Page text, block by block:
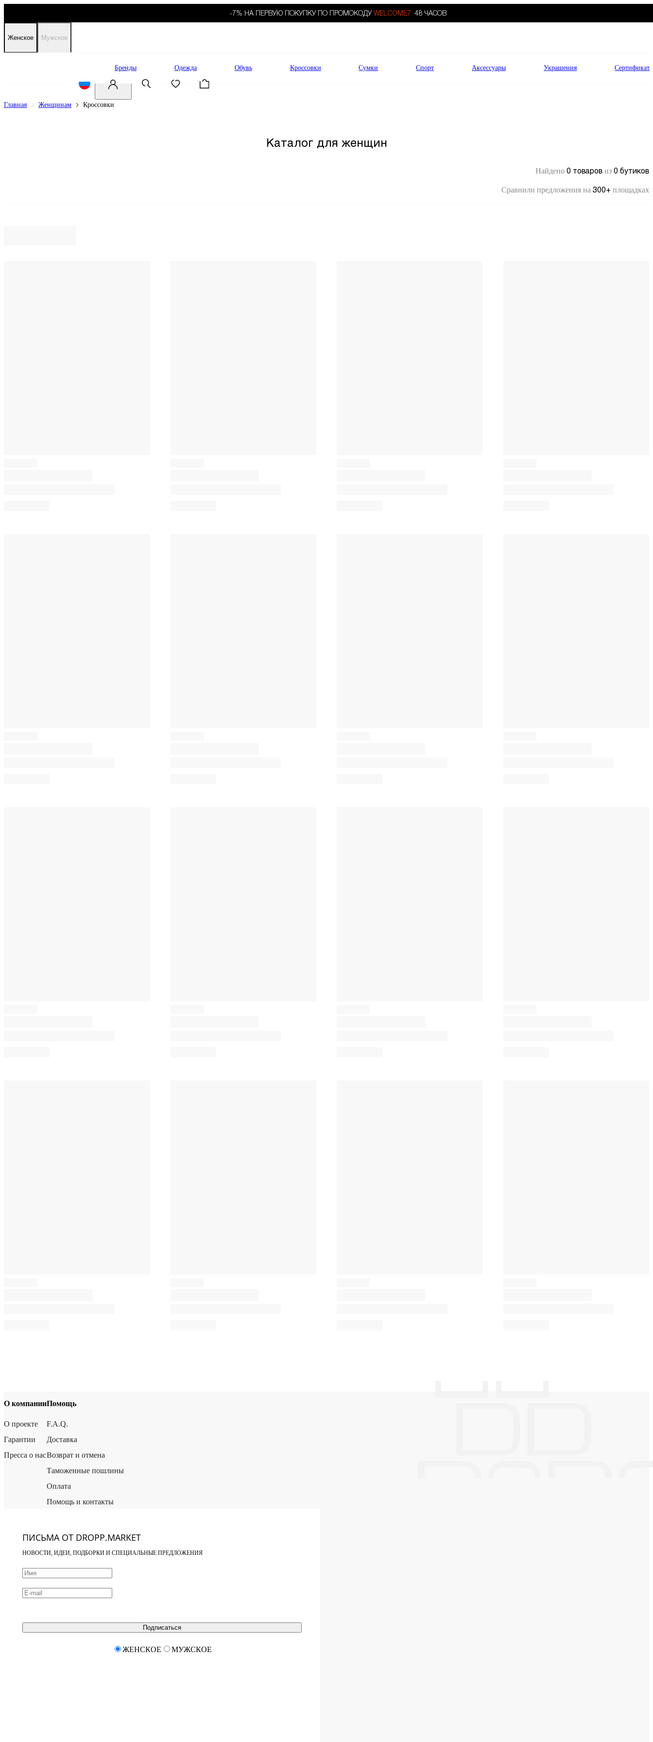
-7% НА ПЕРВУЮ ПОКУПКУ ПО ПРОМОКОДУ WELCOME7. 48 ЧАСОВ
Женское Мужское
Бренды Одежда Обувь Кроссовки Сумки Спорт Аксессуары Украшения Сертификат
Главная Женщинам Кроссовки
Каталог для женщин
Найдено 0 товаров из 0 бутиков
Сравнили предложения на 300+ площадках
О компании
О проекте
Гарантии
Пресса о нас
Помощь
F.A.Q.
Доставка
Возврат и отмена
Таможенные пошлины
Оплата
Помощь и контакты
ПИСЬМА ОТ DROPP.MARKET
НОВОСТИ, ИДЕИ, ПОДБОРКИ И СПЕЦИАЛЬНЫЕ ПРЕДЛОЖЕНИЯ
Подписаться
ЖЕНСКОЕ МУЖСКОЕ